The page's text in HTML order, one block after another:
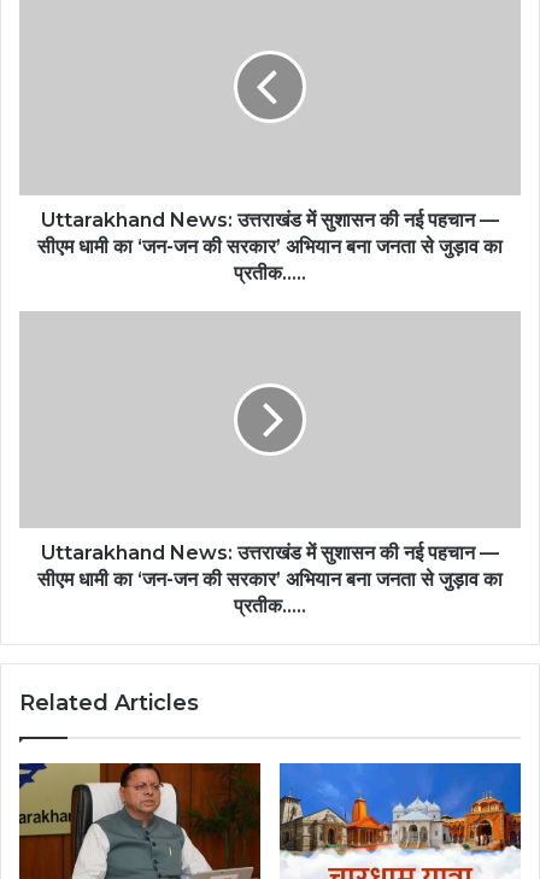
Uttarakhand News: उत्तराखंड में सुशासन की नई पहचान —
सीएम धामी का ‘जन-जन की सरकार’ अभियान बना जनता से जुड़ाव का
प्रतीक…..
Uttarakhand News: उत्तराखंड में सुशासन की नई पहचान —
सीएम धामी का ‘जन-जन की सरकार’ अभियान बना जनता से जुड़ाव का
प्रतीक…..
Related Articles